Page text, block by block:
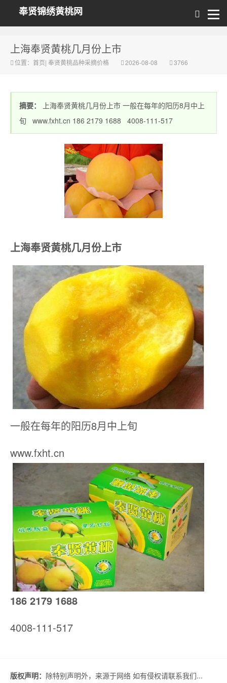
奉贤锦绣黄桃网
上海奉贤黄桃几月份上市
位置： 首页| 奉贤黄桃品种采摘价格 2026-08-08 3766
摘要：
上海奉贤黄桃几月份上市 一般在每年的阳历8月中上
旬 www.fxht.cn 186 2179 1688 4008-111-517
上海奉贤黄桃几月份上市
一般在每年的阳历8月中上旬
www.fxht.cn
186 2179 1688
4008-111-517
版权声明： 除特别声明外，来源于网络 如有侵权请联系我们...